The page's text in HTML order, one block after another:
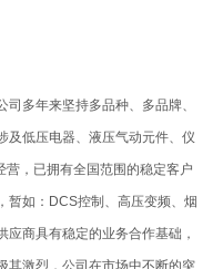
多年来坚持多品种、多品牌、
及低压电器、液压气动元件、仪
，已拥有全国范围的稳定客户
暂如：DCS控制、高压变频、烟
商具有稳定的业务合作基础，
其激烈，公司在市场中不断的突